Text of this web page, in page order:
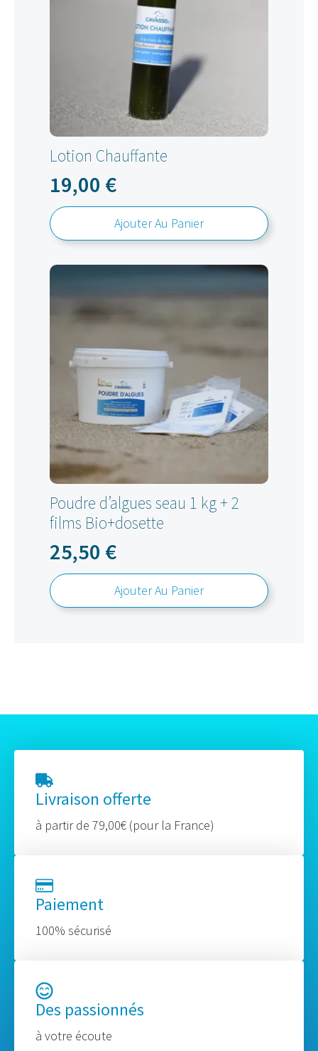
Lotion Chauffante
19,00 €
Ajouter Au Panier
Poudre d’algues seau 1 kg + 2
films Bio+dosette
25,50 €
Ajouter Au Panier
Livraison offerte
à partir de 79,00€ (pour la France)
Paiement
100% sécurisé
Des passionnés
à votre écoute